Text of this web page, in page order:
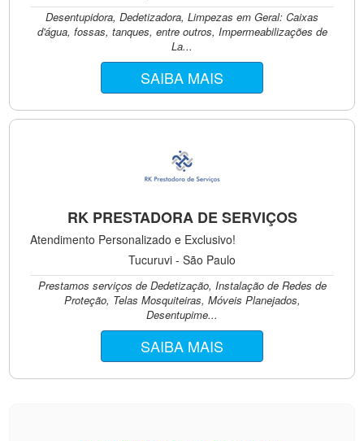
Desentupidora, Dedetizadora, Limpezas em Geral: Caixas
d'água, fossas, tanques, entre outros, Impermeabilizações de
La...
SAIBA MAIS
RK PRESTADORA DE SERVIÇOS
Atendimento Personalizado e Exclusivo!
Tucuruvi - São Paulo
Prestamos serviços de Dedetização, Instalação de Redes de
Proteção, Telas Mosquiteiras, Móveis Planejados,
Desentupime...
SAIBA MAIS